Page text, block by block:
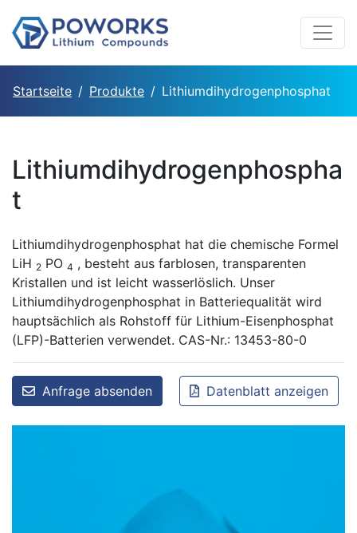
Startseite Produkte Lithiumdihydrogenphosphat
Lithiumdihydrogenphospha
t
Lithiumdihydrogenphosphat hat die chemische Formel
LiH 2 PO 4 , besteht aus farblosen, transparenten
Kristallen und ist leicht wasserlöslich. Unser
Lithiumdihydrogenphosphat in Batteriequalität wird
hauptsächlich als Rohstoff für Lithium-Eisenphosphat
(LFP)-Batterien verwendet. CAS-Nr.: 13453-80-0
Anfrage absenden Datenblatt anzeigen